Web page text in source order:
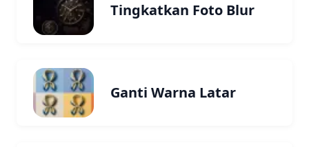
Tingkatkan Foto Blur
Ganti Warna Latar